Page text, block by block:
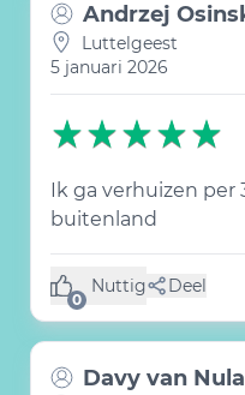
Andrzej
Luttelgeest
5 januari 2026
Ik ga verhuizen per
buitenland
0
Nuttig
(0 like) Deel
Davy van